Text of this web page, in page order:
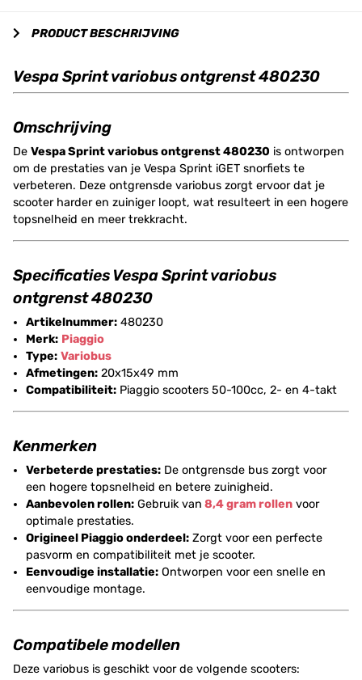
PRODUCT BESCHRIJVING
Vespa Sprint variobus ontgrenst 480230
Omschrijving
De Vespa Sprint variobus ontgrenst 480230 is ontworpen
om de prestaties van je Vespa Sprint iGET snorfiets te
verbeteren. Deze ontgrensde variobus zorgt ervoor dat je
scooter harder en zuiniger loopt, wat resulteert in een hogere
topsnelheid en meer trekkracht.
Specificaties Vespa Sprint variobus
ontgrenst 480230
Artikelnummer: 480230
Merk: Piaggio
Type: Variobus
Afmetingen: 20x15x49 mm
Compatibiliteit: Piaggio scooters 50-100cc, 2- en 4-takt
Kenmerken
Verbeterde prestaties: De ontgrensde bus zorgt voor
een hogere topsnelheid en betere zuinigheid.
Aanbevolen rollen: Gebruik van 8,4 gram rollen voor
optimale prestaties.
Origineel Piaggio onderdeel: Zorgt voor een perfecte
pasvorm en compatibiliteit met je scooter.
Eenvoudige installatie: Ontworpen voor een snelle en
eenvoudige montage.
Compatibele modellen
Deze variobus is geschikt voor de volgende scooters: